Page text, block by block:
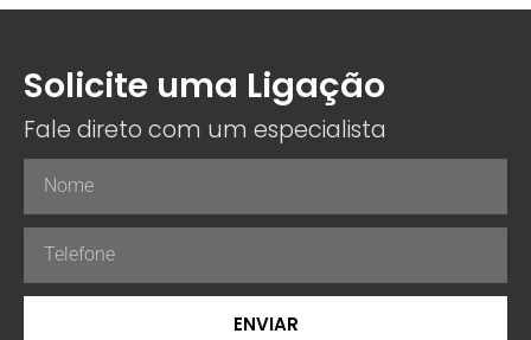
Solicite uma Ligação
Fale direto com um especialista
ENVIAR